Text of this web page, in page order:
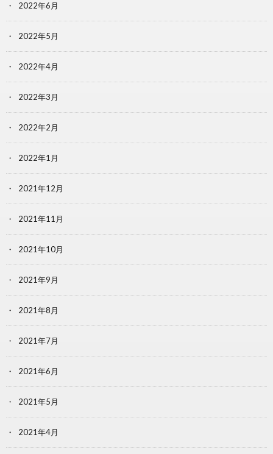
2022年6月
2022年5月
2022年4月
2022年3月
2022年2月
2022年1月
2021年12月
2021年11月
2021年10月
2021年9月
2021年8月
2021年7月
2021年6月
2021年5月
2021年4月